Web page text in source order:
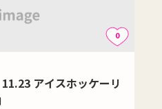
0
アイスホッケーリ